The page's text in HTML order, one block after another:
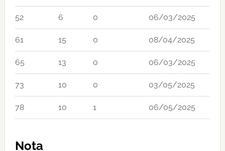
52 6 0 06/03/2025
61 15 0 08/04/2025
65 13 0 06/03/2025
73 10 0 03/05/2025
78 10 1 06/05/2025
Nota